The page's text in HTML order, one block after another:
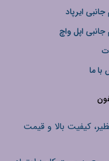
جانبی ایرپاد
جانبی اپل واچ
ما
کیفیت بالا و قیمت